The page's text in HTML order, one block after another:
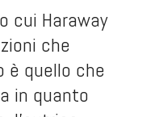
cui Haraway
che
è quello che
in quanto